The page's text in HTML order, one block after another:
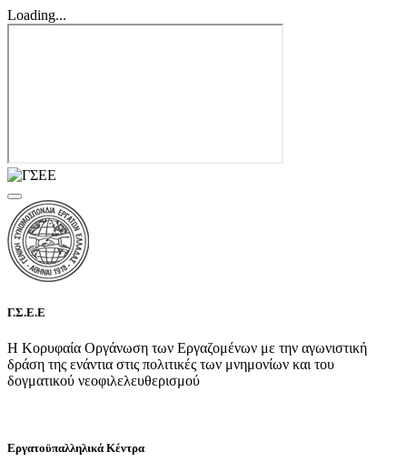
Loading...
Γ.Σ.Ε.Ε
Η Κορυφαία Οργάνωση των Εργαζομένων με την αγωνιστική
δράση της ενάντια στις πολιτικές των μνημονίων και του
δογματικού νεοφιλελευθερισμού
Εργατοϋπαλληλικά Κέντρα